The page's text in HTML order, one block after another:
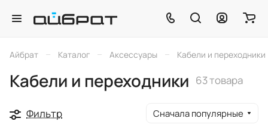
Айбрат – Каталог – Аксессуары – Кабели и переходники
Кабели и переходники 63 товара
Фильтр Сначала популярные